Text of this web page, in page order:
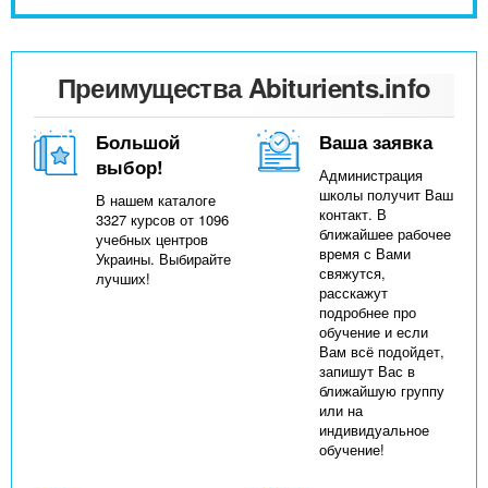
Преимущества Abiturients.info
Большой
выбор!
В нашем каталоге
3327 курсов от 1096
учебных центров
Украины. Выбирайте
лучших!
Ваша заявка
Администрация
школы получит Ваш
контакт. В
ближайшее рабочее
время с Вами
свяжутся,
расскажут
подробнее про
обучение и если
Вам всё подойдет,
запишут Вас в
ближайшую группу
или на
индивидуальное
обучение!